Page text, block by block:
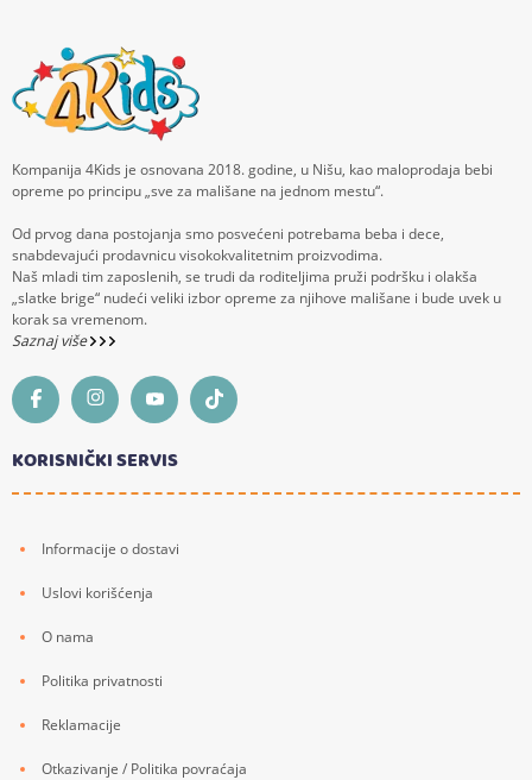
Kompanija 4Kids je osnovana 2018. godine, u Nišu, kao maloprodaja bebi
opreme po principu „sve za mališane na jednom mestu“.
Od prvog dana postojanja smo posvećeni potrebama beba i dece,
snabdevajući prodavnicu visokokvalitetnim proizvodima.
Naš mladi tim zaposlenih, se trudi da roditeljima pruži podršku i olakša
„slatke brige“ nudeći veliki izbor opreme za njihove mališane i bude uvek u
korak sa vremenom.
Saznaj više
KORISNIČKI SERVIS
Informacije o dostavi
Uslovi korišćenja
O nama
Politika privatnosti
Reklamacije
Otkazivanje / Politika povraćaja